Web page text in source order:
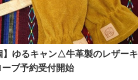
】ゆるキャン△牛革製のレザーキ
ーブ予約受付開始